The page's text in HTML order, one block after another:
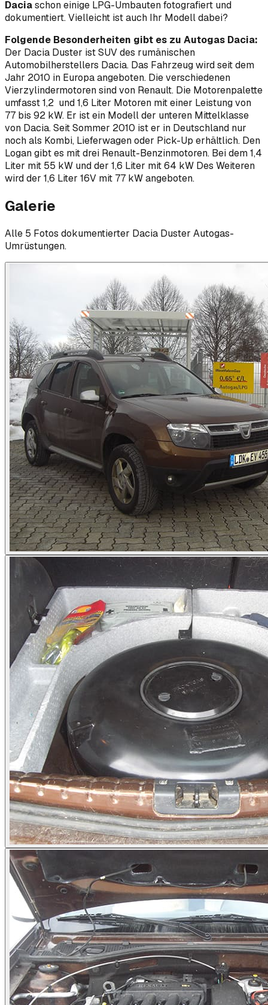
Daciaschon einige LPG-Umbauten fotografiert und
dokumentiert. Vielleicht ist auch Ihr Modell dabei?
Folgende Besonderheiten gibt es zu Autogas Dacia:
Der Dacia Duster ist SUV des rumänischen
Automobilherstellers Dacia. Das Fahrzeug wird seit dem
Jahr 2010 in Europa angeboten. Die verschiedenen
Vierzylindermotoren sind von Renault. Die Motorenpalette
umfasst 1,2 und 1,6 Liter Motoren mit einer Leistung von
77 bis 92 kW. Er ist ein Modell der unteren Mittelklasse
von Dacia. Seit Sommer 2010 ist er in Deutschland nur
noch als Kombi, Lieferwagen oder Pick-Up erhältlich. Den
Logan gibt es mit drei Renault-Benzinmotoren. Bei dem 1,4
Liter mit 55 kW und der 1,6 Liter mit 64 kW Des Weiteren
wird der 1,6 Liter 16V mit 77 kW angeboten.
Galerie
Alle 5 Fotos dokumentierter Dacia Duster Autogas-
Umrüstungen.